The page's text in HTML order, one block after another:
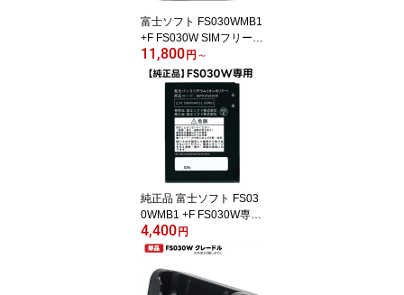
Wi-Fi
富士ソフト FS030WMB1
+F FS030W SIMフリー
モバイルルーター 本体
正規代理店 単体で最大接
続台数15台 最大速度150
Mbps 最大通信可能時間2
0時間 日本語 英語 中国語
ポケットWi-Fi pocket Wi-
Fi 買い切り microSIM LT
E 対応 最強配送 新品 36
5日出荷
11,800 円 ～
純正品 富士ソフト FS03
0WMB1 +F FS030W専用
電池パック （ バッテリ
ー ） 最短翌日着 新品 送
理店
4,400 円